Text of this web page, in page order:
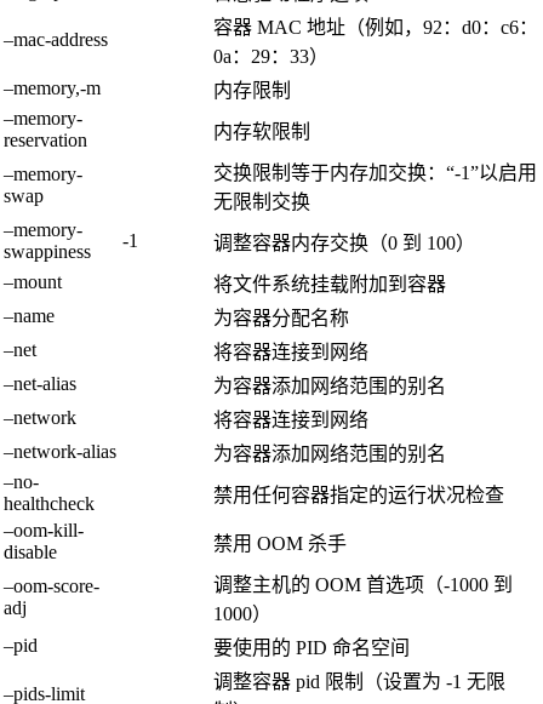
–mac-address
容器 MAC 地址（例如，92：d0：c6：
0a：29：33）
–memory,-m
内存限制
–memory-
reservation
内存软限制
–memory-
swap
交换限制等于内存加交换：“-1”以启用
无限制交换
–memory-
swappiness
-1
调整容器内存交换（0 到 100）
–mount
将文件系统挂载附加到容器
–name
为容器分配名称
–net
将容器连接到网络
–net-alias
为容器添加网络范围的别名
–network
将容器连接到网络
–network-alias
为容器添加网络范围的别名
–no-
healthcheck
禁用任何容器指定的运行状况检查
–oom-kill-
disable
禁用 OOM 杀手
–oom-score-
adj
调整主机的 OOM 首选项（-1000 到
1000）
–pid
要使用的 PID 命名空间
–pids-limit
调整容器 pid 限制（设置为 -1 无限